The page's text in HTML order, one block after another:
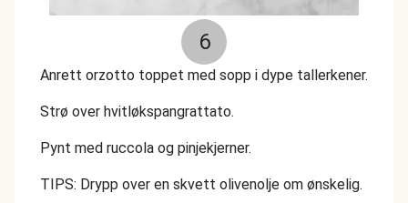
6
Anrett orzotto toppet med sopp i dype tallerkener.
Strø over hvitløkspangrattato.
Pynt med ruccola og pinjekjerner.
TIPS: Drypp over en skvett olivenolje om ønskelig.